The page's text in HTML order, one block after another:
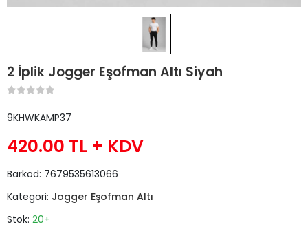
2 İplik Jogger Eşofman Altı Siyah
9KHWKAMP37
420.00 TL + KDV
Barkod: 7679535613066
Kategori: Jogger Eşofman Altı
Stok: 20+